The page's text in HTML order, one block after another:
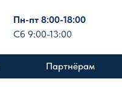
Партнёрам
Пн-пт 8:00-18:00
Сб 9:00-13:00